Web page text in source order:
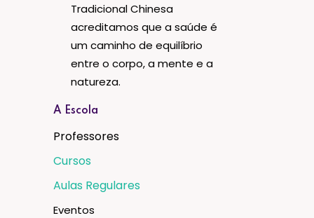
Tradicional Chinesa
acreditamos que a saúde é
um caminho de equilíbrio
entre o corpo, a mente e a
natureza.
A Escola
Professores
Cursos
Aulas Regulares
Eventos